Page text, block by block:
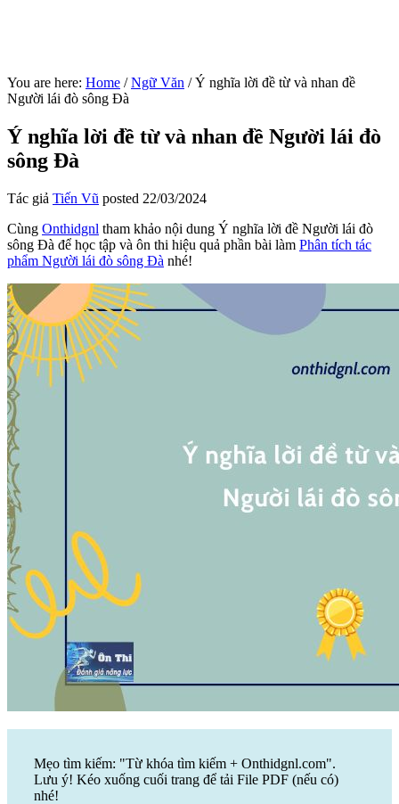
You are here: Home / Ngữ Văn /Ý nghĩa lời đề từ và nhan đề
Người lái đò sông Đà
Ý nghĩa lời đề từ và nhan đề Người lái đò
sông Đà
Tác giả Tiến Vũ posted 22/03/2024
Cùng Onthidgnl tham khảo nội dung Ý nghĩa lời đề Người lái đò
sông Đà để học tập và ôn thi hiệu quả phần bài làm Phân tích tác
phẩm Người lái đò sông Đà nhé!
Mẹo tìm kiếm: "Từ khóa tìm kiếm + Onthidgnl.com".
Lưu ý! Kéo xuống cuối trang để tải File PDF (nếu có)
nhé!